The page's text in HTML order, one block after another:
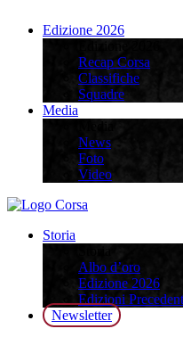
Edizione 2026
Recap Corsa
Classifiche
Squadre
Media
News
Foto
Video
Storia
Albo d’oro
Edizione 2026
Edizioni
Newsletter